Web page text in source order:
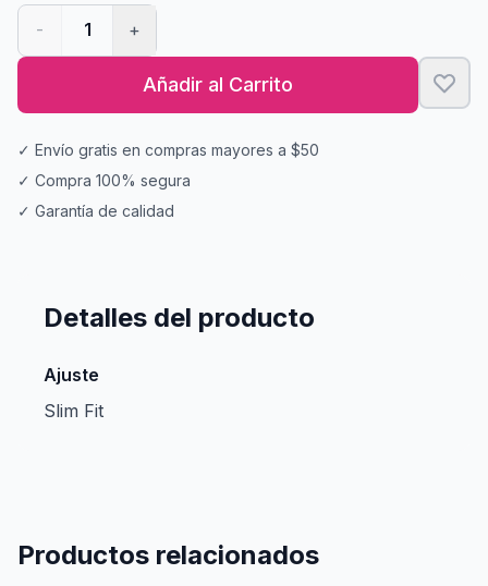
- 1 +
Añadir al Carrito
✓ Envío gratis en compras mayores a $50
✓ Compra 100% segura
✓ Garantía de calidad
Detalles del producto
Ajuste
Slim Fit
Productos relacionados